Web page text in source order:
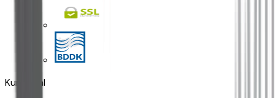
Kurumsal